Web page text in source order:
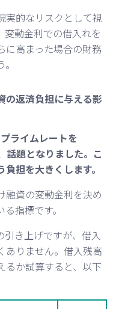
実的なリスクとして視
変動金利での借入れを
に高まった場合の財務
の返済負担に与える影
ライムレートを
題となりました。こ
担を大きくします。
融資の変動金利を決め
指標です。
き上げですが、借入
ありません。借入残高
るか試算すると、以下